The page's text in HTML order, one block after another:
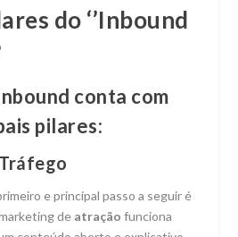
do ‘’Inbound
conta com
pilares:
e principal passo a seguir é
de atraçãofunciona